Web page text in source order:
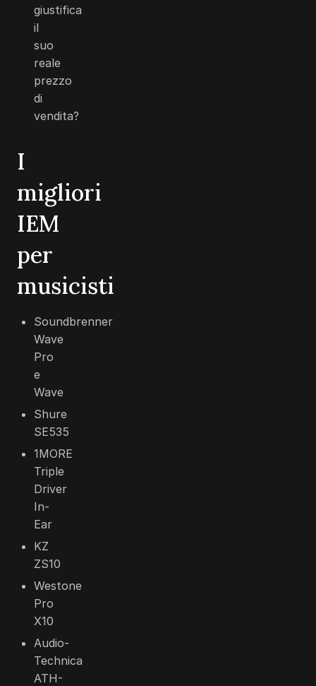
giustifica
il
suo
reale
prezzo
di
vendita?
I
migliori
IEM
per
musicisti
Soundbrenner
Wave
Pro
e
Wave
Shure
SE535
1MORE
Triple
Driver
In-
Ear
KZ
ZS10
Westone
Pro
X10
Audio-
Technica
ATH-